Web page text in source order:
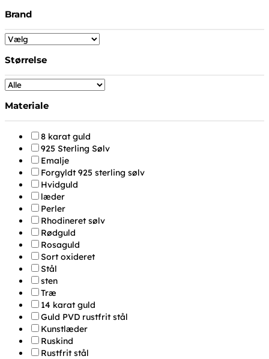
Brand
Størrelse
Materiale
8 karat guld
925 Sterling Sølv
Emalje
Forgyldt 925 sterling sølv
Hvidguld
læder
Perler
Rhodineret sølv
Rødguld
Rosaguld
Sort oxideret
Stål
sten
Træ
14 karat guld
Guld PVD rustfrit stål
Kunstlæder
Ruskind
Rustfrit stål